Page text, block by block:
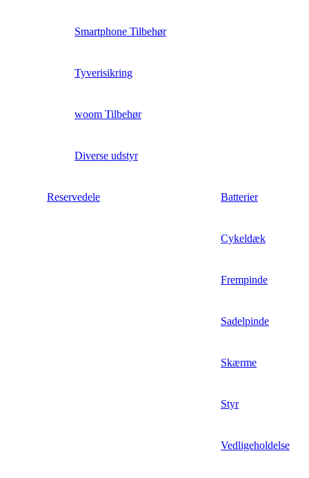
Smartphone Tilbehør
Tyverisikring
woom Tilbehør
Diverse udstyr
Reservedele Batterier
Cykeldæk
Frempinde
Sadelpinde
Skærme
Styr
Vedligeholdelse